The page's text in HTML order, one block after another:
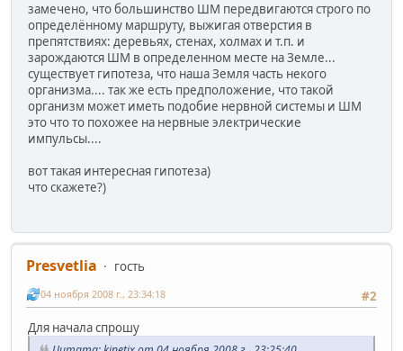
замечено, что большинство ШМ передвигаются строго по
определённому маршруту, выжигая отверстия в
препятствиях: деревьях, стенах, холмах и т.п. и
зарождаются ШМ в определенном месте на Земле...
существует гипотеза, что наша Земля часть некого
организма.... так же есть предположение, что такой
организм может иметь подобие нервной системы и ШМ
это что то похожее на нервные электрические
импульсы....
вот такая интересная гипотеза)
что скажете?)
Presvetlia
гость
#2
04 ноября 2008 г., 23:34:18
Для начала спрошу